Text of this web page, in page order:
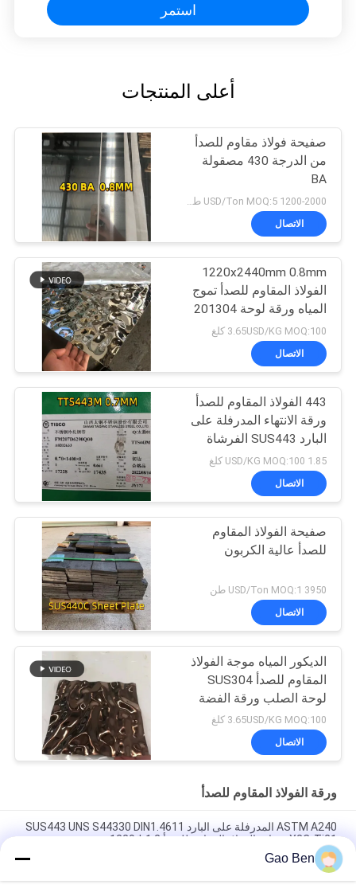
استمر
أعلى المنتجات
صفيحة فولاذ مقاوم للصدأ
من الدرجة 430 مصقولة
BA
1200-2000 USD/Ton MOQ:5 طن
الاتصال
1220x2440mm 0.8mm
الفولاذ المقاوم للصدأ تموج
المياه ورقة لوحة 201304
3.65USD/KG MOQ:100 كلغ
الاتصال
443 الفولاذ المقاوم للصدأ
ورقة الانتهاء المدرفلة على
البارد SUS443 الفرشاة
ورقة إينوكس
1.85 USD/KG MOQ:100 كلغ
الاتصال
صفيحة الفولاذ المقاوم
للصدأ عالية الكربون
3950 USD/Ton MOQ:1 طن
الاتصال
الديكور المياه موجة الفولاذ
المقاوم للصدأ SUS304
لوحة الصلب ورقة الفضة
مصقول
3.65USD/KG MOQ:100 كلغ
الاتصال
ورقة الفولاذ المقاوم للصدأ
ASTM A240 المدرفلة على البارد SUS443 UNS S44330 DIN1.4611
X2CrTi21 صفائح الفولاذ المقاوم للصدأ 1.2 * 1220 مم
المدرفلة على البارد 1.5 * 1219 * 2438 مم سطح 2B
Gao Ben